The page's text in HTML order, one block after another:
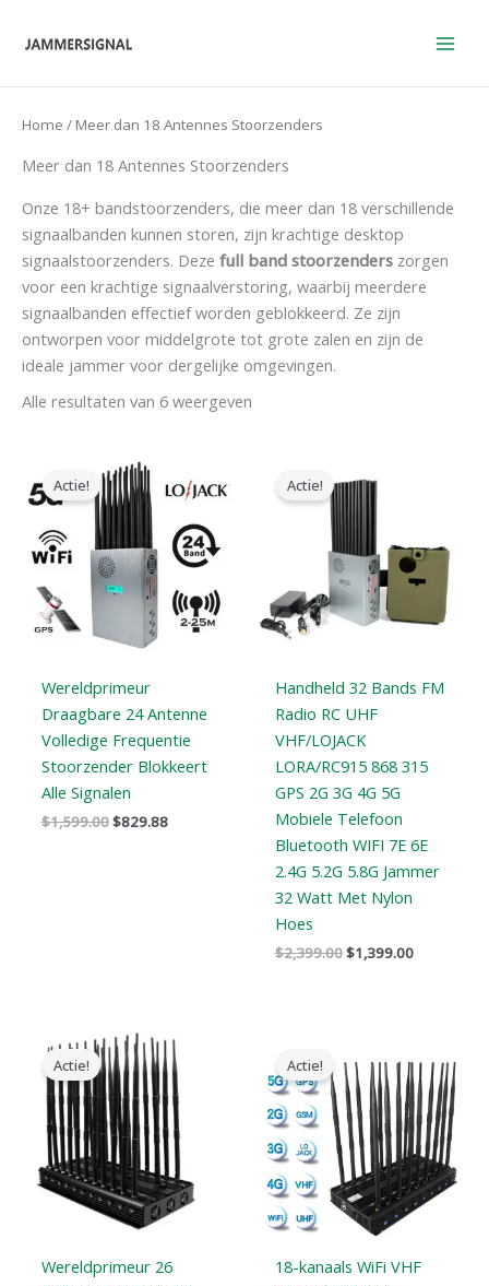
naar
Home / Meer dan 18 Antennes Stoorzenders
Meer dan 18 Antennes Stoorzenders
Onze 18+ bandstoorzenders, die meer dan 18 verschillende
signaalbanden kunnen storen, zijn krachtige desktop
signaalstoorzenders. Deze full band stoorzenders zorgen
voor een krachtige signaalverstoring, waarbij meerdere
signaalbanden effectief worden geblokkeerd. Ze zijn
ontworpen voor middelgrote tot grote zalen en zijn de
ideale jammer voor dergelijke omgevingen.
Alle resultaten van 6 weergeven
Actie!
Wereldprimeur
Draagbare 24 Antenne
Volledige Frequentie
Stoorzender Blokkeert
Alle Signalen
$1,599.00
Oorspronkelijke
prijs
was:
$1,599.00.
$829.88
prijs
is:
Actie!
Handheld 32 Bands FM
Radio RC UHF
VHF/LOJACK
LORA/RC915 868 315
GPS 2G 3G 4G 5G
Mobiele Telefoon
Bluetooth WIFI 7E 6E
2.4G 5.2G 5.8G Jammer
32 Watt Met Nylon
Hoes
$2,399.00
prijs
was:
$1,399.00
Actie!
Wereldprimeur 26
Oorspronkelijke
prijs
was:
$2,399.00.$1,699.00.
Actie!
18-kanaals WiFi VHF
was:
$1,399.00.
is:
$719.88.